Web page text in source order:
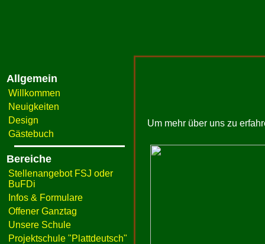
Allgemein
Willkommen
Neuigkeiten
Design
Gästebuch
Bereiche
Stellenangebot FSJ oder
BuFDi
Infos & Formulare
Offener Ganztag
Unsere Schule
Projektschule "Plattdeutsch"
Um mehr über uns zu